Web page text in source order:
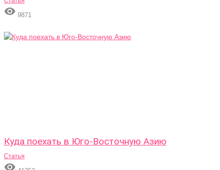
 9871
Куда поехать в Юго-Восточную Азию
Статья
